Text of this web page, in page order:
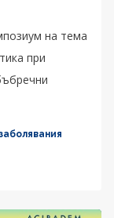
на тема
при